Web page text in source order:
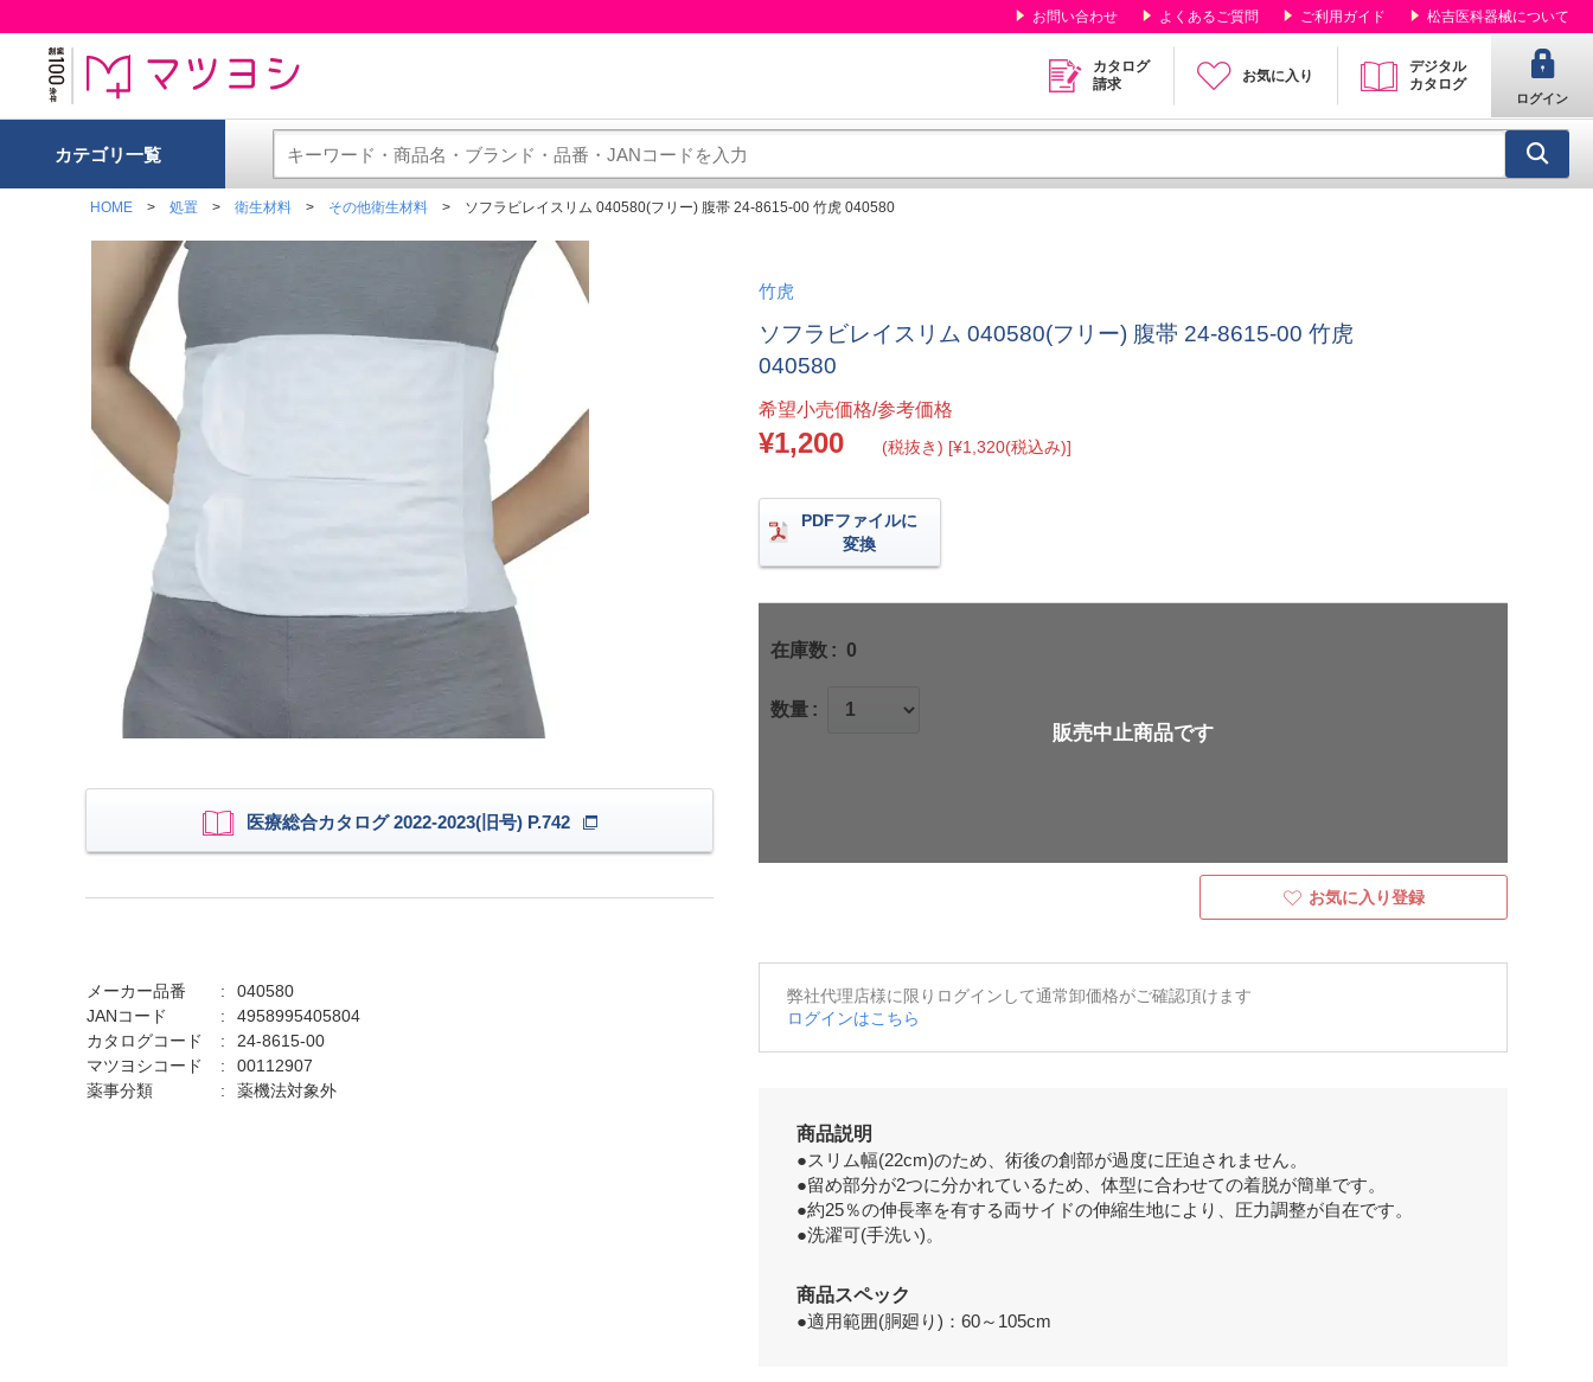
お問い合わせ よくあるご質問 ご利用ガイド 松吉医科器械について
カタログ
請求
お気に入り
デジタル
カタログ
ログイン
カテゴリ一覧
HOME 処置 衛生材料 その他衛生材料 ソフラビレイスリム 040580(フリー) 腹帯 24-8615-00 竹虎 040580
医療総合カタログ 2022-2023(旧号) P.742
メーカー品番
040580
JANコード
4958995405804
カタログコード
24-8615-00
マツヨシコード
00112907
薬事分類
薬機法対象外
竹虎
ソフラビレイスリム 040580(フリー) 腹帯 24-8615-00 竹虎
040580
希望小売価格/参考価格
¥1,200 (税抜き) [¥1,320(税込み)]
PDFファイルに
変換
在庫数 0
数量
販売中止商品です
お気に入り登録
弊社代理店様に限りログインして通常卸価格がご確認頂けます
ログインはこちら
商品説明
●スリム幅(22cm)のため、術後の創部が過度に圧迫されません。
●留め部分が2つに分かれているため、体型に合わせての着脱が簡単です。
●約25％の伸長率を有する両サイドの伸縮生地により、圧力調整が自在です。
●洗濯可(手洗い)。
商品スペック
●適用範囲(胴廻り)：60～105cm